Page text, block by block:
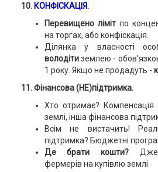
10. КОНФІСКАЦІЯ.
Перевищено ліміт по
на торгах, або конфіскація.
Ділянка у власності
володітиземлею -
1 року. Якщо не продадуть -
11. Фінансова (НЕ)підтримка.
Хто отримає? Компенсація
землі, інша фінансова
Всім не вистачить!
підтримка? Бюджетні
Де брати кошти?
фермерів на купівлю землі.